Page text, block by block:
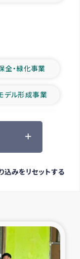
全・緑化事業
デル形成事業
援
援
込みをリセットする